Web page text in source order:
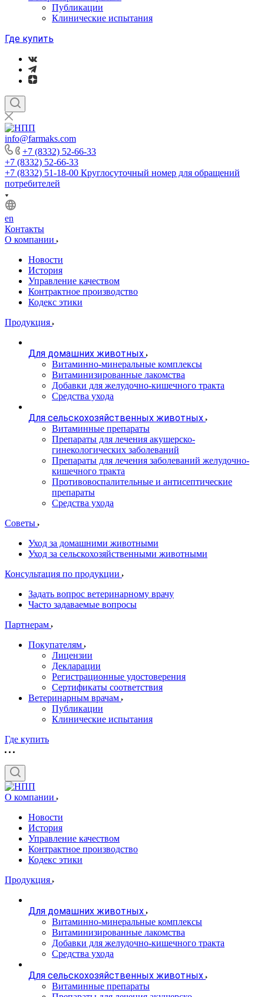
Публикации
Клинические испытания
Где купить
info@farmaks.com
+7 (8332) 52-66-33
+7 (8332) 52-66-33
+7 (8332) 51-18-00 Круглосуточный номер для обращений
потребителей
en
Контакты
О компании
Новости
История
Управление качеством
Контрактное производство
Кодекс этики
Продукция
Для домашних животных
Витаминно-минеральные комплексы
Витаминизированные лакомства
Добавки для желудочно-кишечного тракта
Средства ухода
Для сельскохозяйственных животных
Витаминные препараты
Препараты для лечения акушерско-
гинекологических заболеваний
Препараты для лечения заболеваний желудочно-
кишечного тракта
Противовоспалительные и антисептические
препараты
Средства ухода
Советы
Уход за домашними животными
Уход за сельскохозяйственными животными
Консультация по продукции
Задать вопрос ветеринарному врачу
Часто задаваемые вопросы
Партнерам
Покупателям
Лицензии
Декларации
Регистрационные удостоверения
Сертификаты соответствия
Ветеринарным врачам
Публикации
Клинические испытания
Где купить
О компании
Новости
История
Управление качеством
Контрактное производство
Кодекс этики
Продукция
Для домашних животных
Витаминно-минеральные комплексы
Витаминизированные лакомства
Добавки для желудочно-кишечного тракта
Средства ухода
Для сельскохозяйственных животных
Витаминные препараты